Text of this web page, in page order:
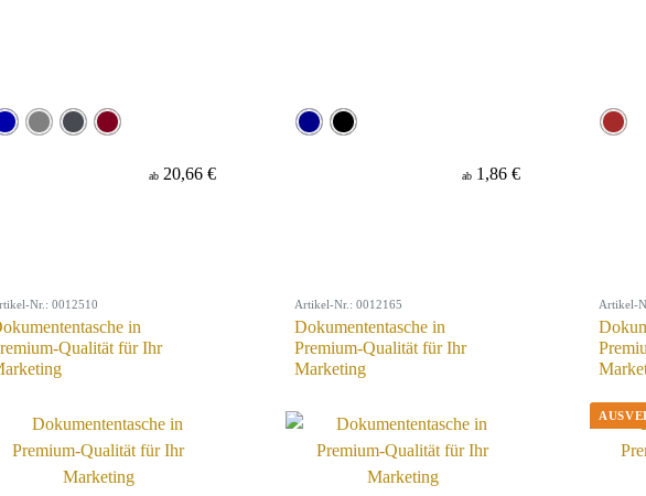
ab 20,66 € ab 1,86 €
Nr.: 0012510
in
Qualität für Ihr
Artikel-Nr.: 0012165
Dokumententasche in
Premium-Qualität für Ihr
Marketing
Artikel-